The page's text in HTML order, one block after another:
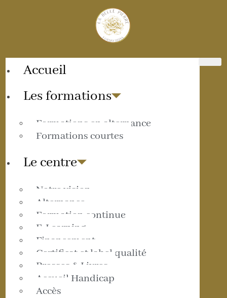
Accueil
Les formations
Formations en alternance
Formations courtes
Le centre
Notre vision
Alternance
Formation continue
E-Learning
Financement
Certificat et label qualité
Presses & Livres
Accueil Handicap
Accès